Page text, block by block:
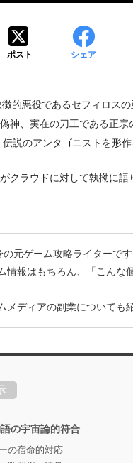
ポスト シェア
的悪役であるセフィロス
神、実在の刀工である正
説のアンタゴニストを形
クラウドに対して執拗に
の元ゲーム攻略ライターで
情報はもちろん、「こんな
メディアの副業についても
の宇宙論的符合
の宿命的対応